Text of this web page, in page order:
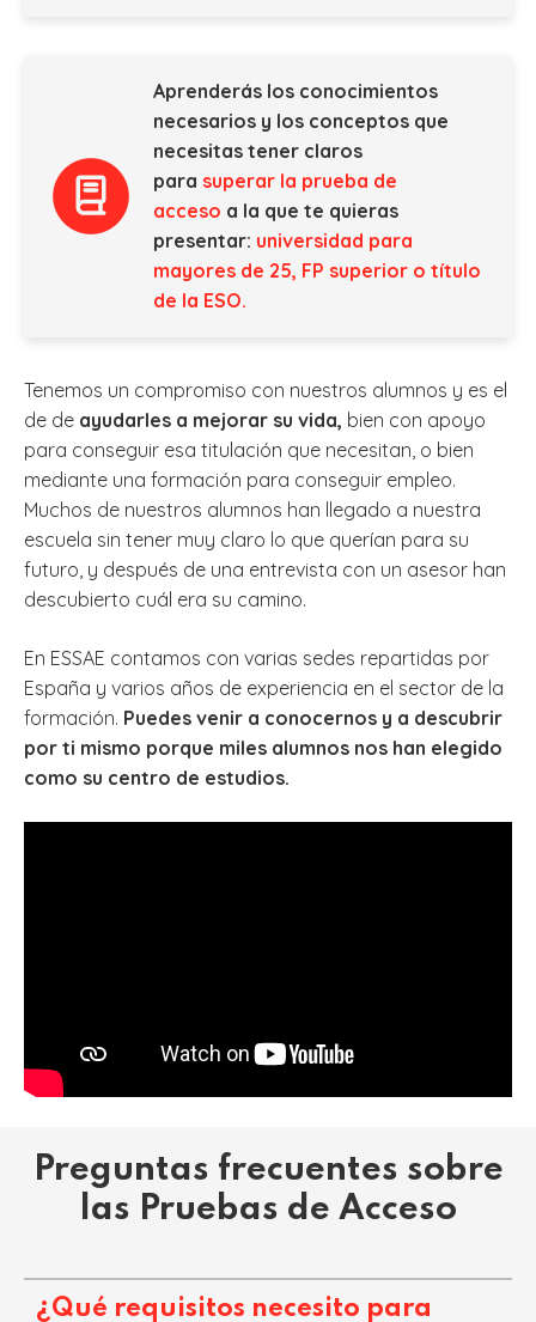
Aprenderás los conocimientos
necesarios y los conceptos que
necesitas tener claros
para superar la prueba de
acceso a la que te quieras
presentar: universidad para
mayores de 25, FP superior o título
de la ESO.
Tenemos un compromiso con nuestros alumnos y es el
de de ayudarles a mejorar su vida, bien con apoyo
para conseguir esa titulación que necesitan, o bien
mediante una formación para conseguir empleo.
Muchos de nuestros alumnos han llegado a nuestra
escuela sin tener muy claro lo que querían para su
futuro, y después de una entrevista con un asesor han
descubierto cuál era su camino.
En ESSAE contamos con varias sedes repartidas por
España y varios años de experiencia en el sector de la
formación. Puedes venir a conocernos y a descubrir
por ti mismo porque miles alumnos nos han elegido
como su centro de estudios.
Preguntas frecuentes sobre
las Pruebas de Acceso
¿Qué requisitos necesito para